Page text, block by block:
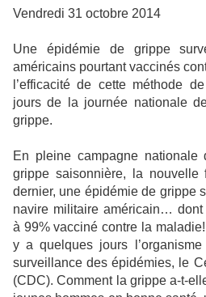
Vendredi 31 octobre 2014
Une épidémie de grippe
américains pourtant vaccinés
l’efficacité de cette méthode
jours de la journée nationale
grippe.
En pleine campagne nationale
grippe saisonnière, la nouvelle
dernier, une épidémie de grippe
navire militaire américain… dont
à 99% vacciné contre la maladie!
y a quelques jours
surveillance des épidémies, le
(CDC). Comment la grippe a-t-